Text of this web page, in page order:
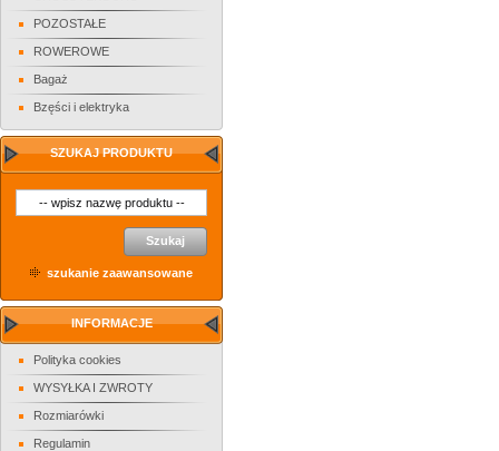
POZOSTAŁE
ROWEROWE
Bagaż
Bzęści i elektryka
SZUKAJ PRODUKTU
Szukaj
szukanie zaawansowane
INFORMACJE
Polityka cookies
WYSYŁKA I ZWROTY
Rozmiarówki
Regulamin